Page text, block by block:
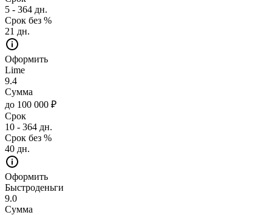
5 - 364 дн.
Срок без %
21 дн.
Оформить
Lime
9.4
Сумма
до 100 000 ₽
Срок
10 - 364 дн.
Срок без %
40 дн.
Оформить
Быстроденьги
9.0
Сумма